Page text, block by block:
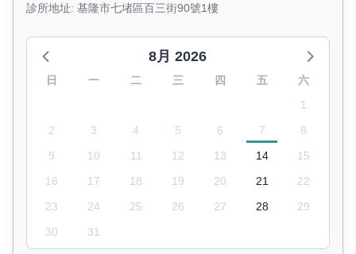
診所地址: 基隆市七堵區百三街90號1樓
8月 2026
日 一 二 三 四 五
六
1
2
3 4 5 6 7
8
9
10 11 12 13 14
15
16
17 18 19 20 21
22
23
24 25 26 27 28
29
30
31